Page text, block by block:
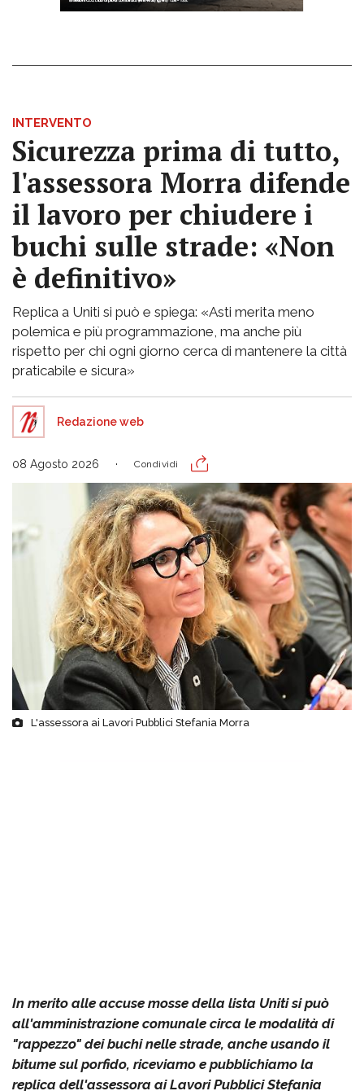
INTERVENTO
Sicurezza prima di tutto,
l'assessora Morra difende
il lavoro per chiudere i
buchi sulle strade: «Non
è definitivo»
Replica a Uniti si può e spiega: «Asti merita meno
polemica e più programmazione, ma anche più
rispetto per chi ogni giorno cerca di mantenere la città
praticabile e sicura»
Redazione web
08 Agosto 2026 Condividi
L'assessora ai Lavori Pubblici Stefania Morra
In merito alle accuse mosse della lista Uniti si può
all'amministrazione comunale circa le modalità di
"rappezzo" dei buchi nelle strade, anche usando il
bitume sul porfido, riceviamo e pubblichiamo la
replica dell'assessora ai Lavori Pubblici Stefania